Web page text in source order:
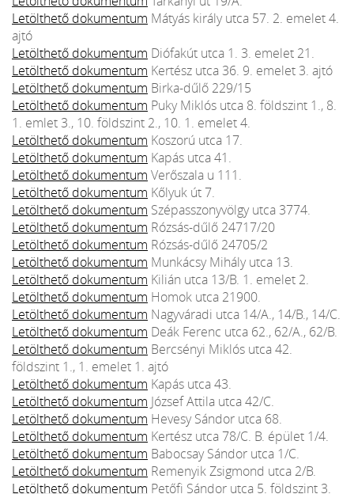
Letölthető dokumentum Mátyás király utca 57. 2. emelet 4.
ajtó
Letölthető dokumentum Diófakút utca 1. 3. emelet 21.
Letölthető dokumentum Kertész utca 36. 9. emelet 3. ajtó
Letölthető dokumentum Birka-dűlő 229/15
Letölthető dokumentum Puky Miklós utca 8. földszint 1., 8.
1. emlet 3., 10. földszint 2., 10. 1. emelet 4.
Letölthető dokumentum Koszorú utca 17.
Letölthető dokumentum Kapás utca 41.
Letölthető dokumentum Verőszala u 111.
Letölthető dokumentum Kőlyuk út 7.
Letölthető dokumentum Szépasszonyvölgy utca 3774.
Letölthető dokumentum Rózsás-dűlő 24717/20
Letölthető dokumentum Rózsás-dűlő 24705/2
Letölthető dokumentum Munkácsy Mihály utca 13.
Letölthető dokumentum Kilián utca 13/B. 1. emelet 2.
Letölthető dokumentum Homok utca 21900.
Letölthető dokumentum Nagyváradi utca 14/A., 14/B., 14/C.
Letölthető dokumentum Deák Ferenc utca 62., 62/A., 62/B.
Letölthető dokumentum Bercsényi Miklós utca 42.
földszint 1., 1. emelet 1. ajtó
Letölthető dokumentum Kapás utca 43.
Letölthető dokumentum József Attila utca 42/C.
Letölthető dokumentum Hevesy Sándor utca 68.
Letölthető dokumentum Kertész utca 78/C. B. épület 1/4.
Letölthető dokumentum Babocsay Sándor utca 1/C.
Letölthető dokumentum Remenyik Zsigmond utca 2/B.
Letölthető dokumentum Petőfi Sándor utca 5. földszint 3.